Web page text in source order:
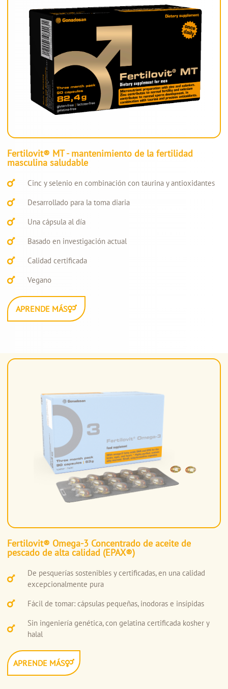
Fertilovit® MT - mantenimiento de la fertilidad
masculina saludable
Cinc y selenio en combinación con taurina y antioxidantes
Desarrollado para la toma diaria
Una cápsula al día
Basado en investigación actual
Calidad certificada
Vegano
APRENDE MÁS
Fertilovit® Omega-3 Concentrado de aceite de
pescado de alta calidad (EPAX®)
De pesquerías sostenibles y certificadas, en una calidad
excepcionalmente pura
Fácil de tomar: cápsulas pequeñas, inodoras e insípidas
Sin ingeniería genética, con gelatina certificada kosher y
halal
APRENDE MÁS